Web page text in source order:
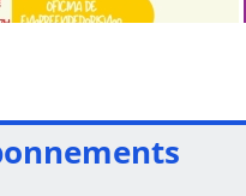
Inclusão & Diversidade
até 17 de novembro de
uma das oficinas e faça
a sua inscrição em uma ou